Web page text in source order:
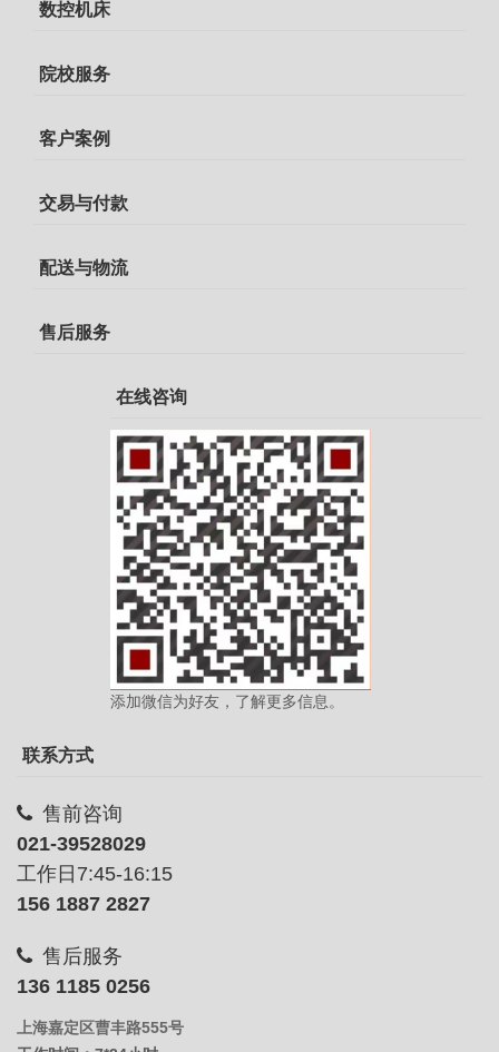
数控机床
院校服务
客户案例
交易与付款
配送与物流
售后服务
在线咨询
添加微信为好友，了解更多信息。
联系方式
售前咨询
021-39528029
工作日7:45-16:15
156 1887 2827
售后服务
136 1185 0256
上海嘉定区曹丰路555号